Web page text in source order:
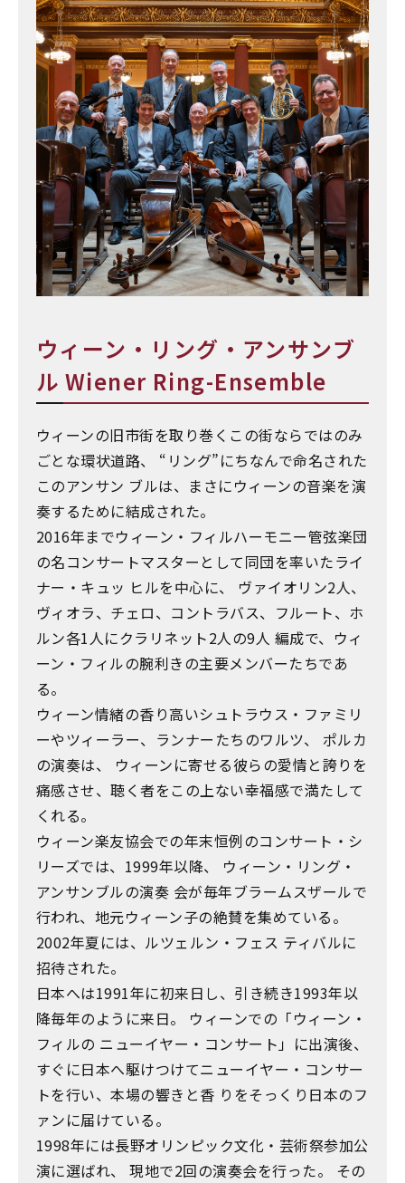
ウィーン・リング・アンサンブ
ル Wiener Ring-Ensemble
ウィーンの旧市街を取り巻くこの街ならではのみ
ごとな環状道路、 “リング”にちなんで命名された
このアンサン ブルは、まさにウィーンの音楽を演
奏するために結成された。
2016年までウィーン・フィルハーモニー管弦楽団
の名コンサートマスターとして同団を率いたライ
ナー・キュッ ヒルを中心に、 ヴァイオリン2人、
ヴィオラ、チェロ、コントラバス、フルート、ホ
ルン各1人にクラリネット2人の9人 編成で、ウィ
ーン・フィルの腕利きの主要メンバーたちであ
る。
ウィーン情緒の香り高いシュトラウス・ファミリ
ーやツィーラー、ランナーたちのワルツ、 ポルカ
の演奏は、 ウィーンに寄せる彼らの愛情と誇りを
痛感させ、聴く者をこの上ない幸福感で満たして
くれる。
ウィーン楽友協会での年末恒例のコンサート・シ
リーズでは、1999年以降、 ウィーン・リング・
アンサンブルの演奏 会が毎年ブラームスザールで
行われ、地元ウィーン子の絶賛を集めている。
2002年夏には、ルツェルン・フェス ティバルに
招待された。
日本へは1991年に初来日し、引き続き1993年以
降毎年のように来日。 ウィーンでの「ウィーン・
フィルの ニューイヤー・コンサート」に出演後、
すぐに日本へ駆けつけてニューイヤー・コンサー
トを行い、本場の響きと香 りをそっくり日本のフ
ァンに届けている。
1998年には長野オリンピック文化・芸術祭参加公
演に選ばれ、 現地で2回の演奏会を行った。 その